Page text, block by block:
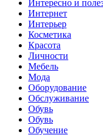
Интересно и
Интернет
Интерьер
Косметика
Красота
Личности
Мебель
Мода
Оборудование
Обслуживание
Обувь
Обувь
Обучение